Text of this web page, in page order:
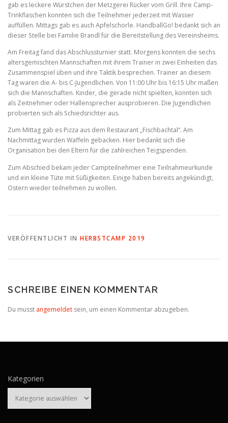
gab es leckere Würstchen der Metzgerei Rücker vom Grill. Ihre Camp-
Trinkflaschen konnten sich die Teilnehmer jederzeit mit Wasser
auffüllen. Mittags gab es auch Apfelschorle. HandballGo! bedankt sich an
dieser Stelle bei Familie Brandl für die Bereitstellung des Vereinsheims.
Am Freitag fand das Abschlussturnier statt. Morgens konnten die sechs
altersgemischten Mannschaften mit ihrem Trainer in zwei Einheiten das
Zusammenspiel üben und ihre Taktik besprechen. Trainer an diesem
Tag waren die A- bis C-Jugendlichen. Von 11:00 Uhr bis 16:15 Uhr maßen
sich die Mannschaften. Kinder, die gerade nicht spielten, konnten sich
als Zeitnehmer oder Hallensprecher ausprobieren. Die Jugendlichen
probierten sich als Schiedsrichter aus.
Zum Mittag gab es Pizza aus dem Restaurant „Fischbachtal“. Am
Nachmittag wurden Waffeln gebacken. Hier bedankt sich die
Organisation bei den Eltern für die zahlreichen Teigspenden.
Zum Abschied bekam jeder Campteilnehmer eine Teilnahmeurkunde
und ein kleine Tüte mit Süßigkeiten. Einige haben bereits angekündigt,
Ostern wieder teilnehmen zu wollen.
VERÖFFENTLICHT IN HERBSTCAMP 2019
SCHREIBE EINEN KOMMENTAR
Du musst angemeldet sein, um einen Kommentar abzugeben.
Kategorien